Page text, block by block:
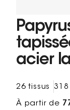
acier
26 tissus
À partir de